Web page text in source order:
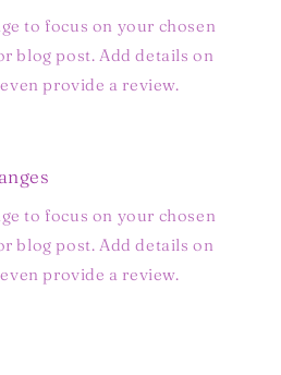
to focus on your chosen
blog post. Add details on
provide a review.
to focus on your chosen
blog post. Add details on
provide a review.